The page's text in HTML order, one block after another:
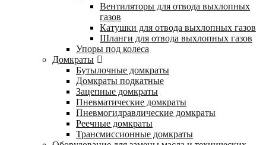
Вентиляторы для отвода выхлопных
газов
Катушки для отвода выхлопных газов
Шланги для отвода выхлопных газов
Упоры под колеса
Домкраты
Бутылочные домкраты
Домкраты подкатные
Зацепные домкраты
Пневматические домкраты
Пневмогидравлические домкраты
Реечные домкраты
Трансмиссионные домкраты